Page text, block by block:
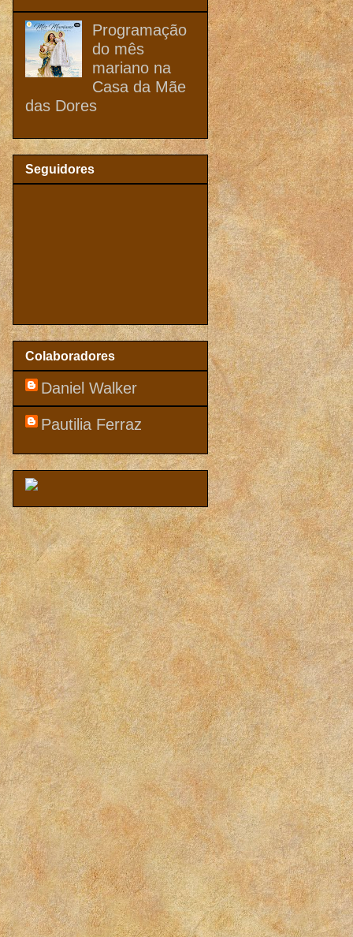
Programação
do mês
mariano na
Casa da Mãe
das Dores
Seguidores
Colaboradores
Daniel Walker
Pautilia Ferraz